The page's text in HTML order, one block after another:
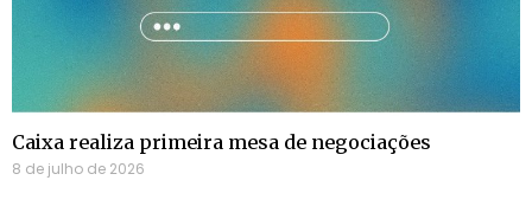
Caixa realiza primeira mesa de negociações
8 de julho de 2026